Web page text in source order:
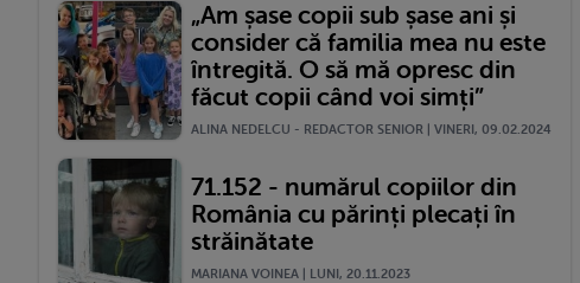
„Am șase copii sub șase ani și
consider că familia mea nu este
întregită. O să mă opresc din
făcut copii când voi simți”
ALINA NEDELCU - REDACTOR SENIOR | VINERI, 09.02.2024
71.152 - numărul copiilor din
România cu părinți plecați în
străinătate
MARIANA VOINEA | LUNI, 20.11.2023